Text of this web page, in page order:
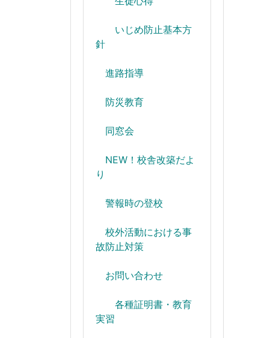
いじめ防止基本方
針
進路指導
防災教育
同窓会
NEW！校舎改築だよ
り
警報時の登校
校外活動における事
故防止対策
お問い合わせ
各種証明書・教育
実習